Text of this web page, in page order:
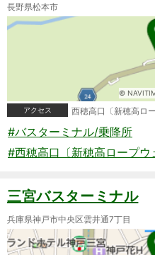
長野県松本市
©
アクセス
西穂高口〔新穂高ロ
#バスターミナル/乗降所
#西穂高口〔新穂高ロープウ
三宮バスターミナル
兵庫県神戸市中央区雲井通7丁目